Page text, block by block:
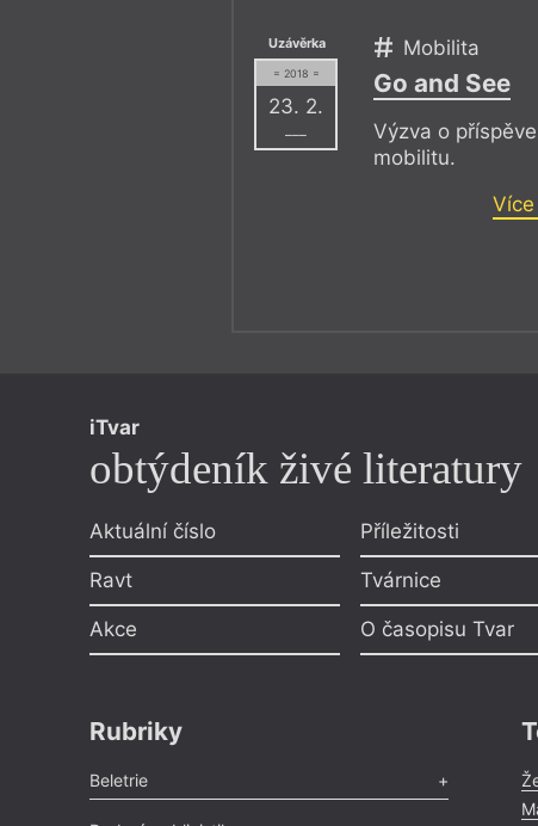
Uzávěrka
= 2018 =
23. 2.
–––
Mobilita
Go and See
Výzva o
mobilitu.
iTvar
obtýdeník živé literatury
Aktuální číslo
Ravt
Akce
Příležitosti
Tvárnice
O časopisu Tvar
Rubriky
Beletrie